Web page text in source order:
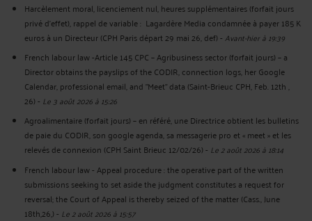
Harcèlement moral, licenciement nul, heures supplémentaires (forfait jours
privé d’effet), rappel de variable : Lagardère Media condamnée à payer 185 K
euros à un Directeur (CPH Paris départ 29 mai 26, def)-Avant-hier à 19:39
French labour law -Article 145 CPC – Agribusiness sector (forfait jours) – a
Director obtains the payslips of the CODIR, connection logs, her Google
Calendar, professional email, and "Meet" data (Saint-Brieuc CPH, Feb. 12th ,
26)- Le 3 août 2026 à 15:26
Agroalimentaire (forfait jours) – en référé, une Directrice obtient les bulletins
de paie du CODIR, son google agenda, sa messagerie pro et « meet » et les
relevés de connexion (CPH Saint Brieuc 12/02/26)- Le 2 août 2026 à 18:14
French labour law - Appeal procedure : the operative part of the written
submissions seeking to set aside the judgment constitutes a request for
reversal; the Court of Appeal is thereby seized of the matter (Cass., June
18th,26,)- Le 2 août 2026 à 15:57